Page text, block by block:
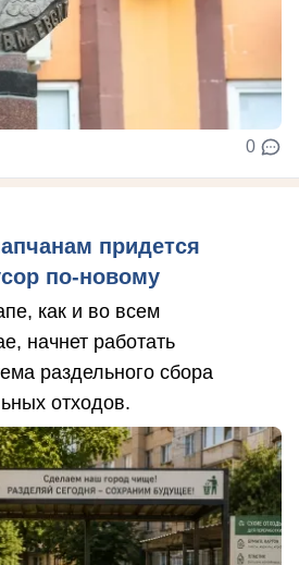
0
придется
по-новому
как и во всем
начнет работать
раздельного сбора
отходов.